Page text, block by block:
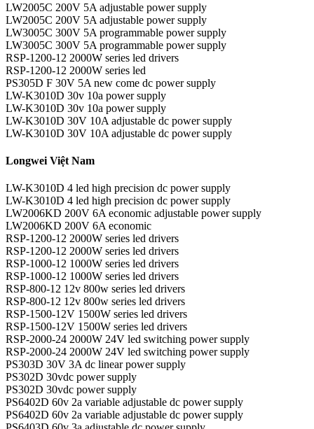
LW2005C 200V 5A adjustable power supply
LW2005C 200V 5A adjustable power supply
LW3005C 300V 5A programmable power supply
LW3005C 300V 5A programmable power supply
RSP-1200-12 2000W series led drivers
RSP-1200-12 2000W series led
PS305D F 30V 5A new come dc power supply
LW-K3010D 30v 10a power supply
LW-K3010D 30v 10a power supply
LW-K3010D 30V 10A adjustable dc power supply
LW-K3010D 30V 10A adjustable dc power supply
Longwei Việt Nam
LW-K3010D 4 led high precision dc power supply
LW-K3010D 4 led high precision dc power supply
LW2006KD 200V 6A economic adjustable power supply
LW2006KD 200V 6A economic
RSP-1200-12 2000W series led drivers
RSP-1200-12 2000W series led drivers
RSP-1000-12 1000W series led drivers
RSP-1000-12 1000W series led drivers
RSP-800-12 12v 800w series led drivers
RSP-800-12 12v 800w series led drivers
RSP-1500-12V 1500W series led drivers
RSP-1500-12V 1500W series led drivers
RSP-2000-24 2000W 24V led switching power supply
RSP-2000-24 2000W 24V led switching power supply
PS303D 30V 3A dc linear power supply
PS302D 30vdc power supply
PS302D 30vdc power supply
PS6402D 60v 2a variable adjustable dc power supply
PS6402D 60v 2a variable adjustable dc power supply